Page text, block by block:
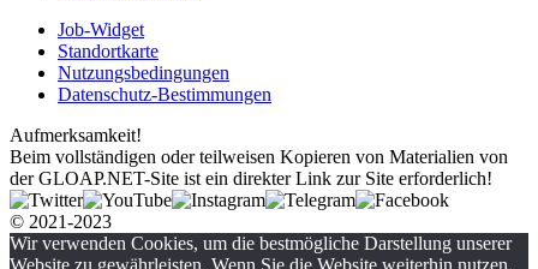
Job-Widget
Standortkarte
Nutzungsbedingungen
Datenschutz-Bestimmungen
Aufmerksamkeit!
Beim vollständigen oder teilweisen Kopieren von Materialien von
der GLOAP.NET-Site ist ein direkter Link zur Site erforderlich!
© 2021-2023
Wir verwenden Cookies, um die bestmögliche Darstellung unserer
Website zu gewährleisten. Wenn Sie die Website weiterhin nutzen,